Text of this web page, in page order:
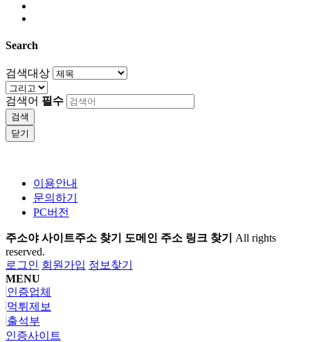
Search
검색대상
검색어 필수
검색
닫기
이용안내
문의하기
PC버전
주소야 사이트주소 찾기 도메인 주소 링크 찾기 All rights
reserved.
로그인 회원가입 정보찾기
MENU
인증업체
먹튀제보
출석부
인증사이트